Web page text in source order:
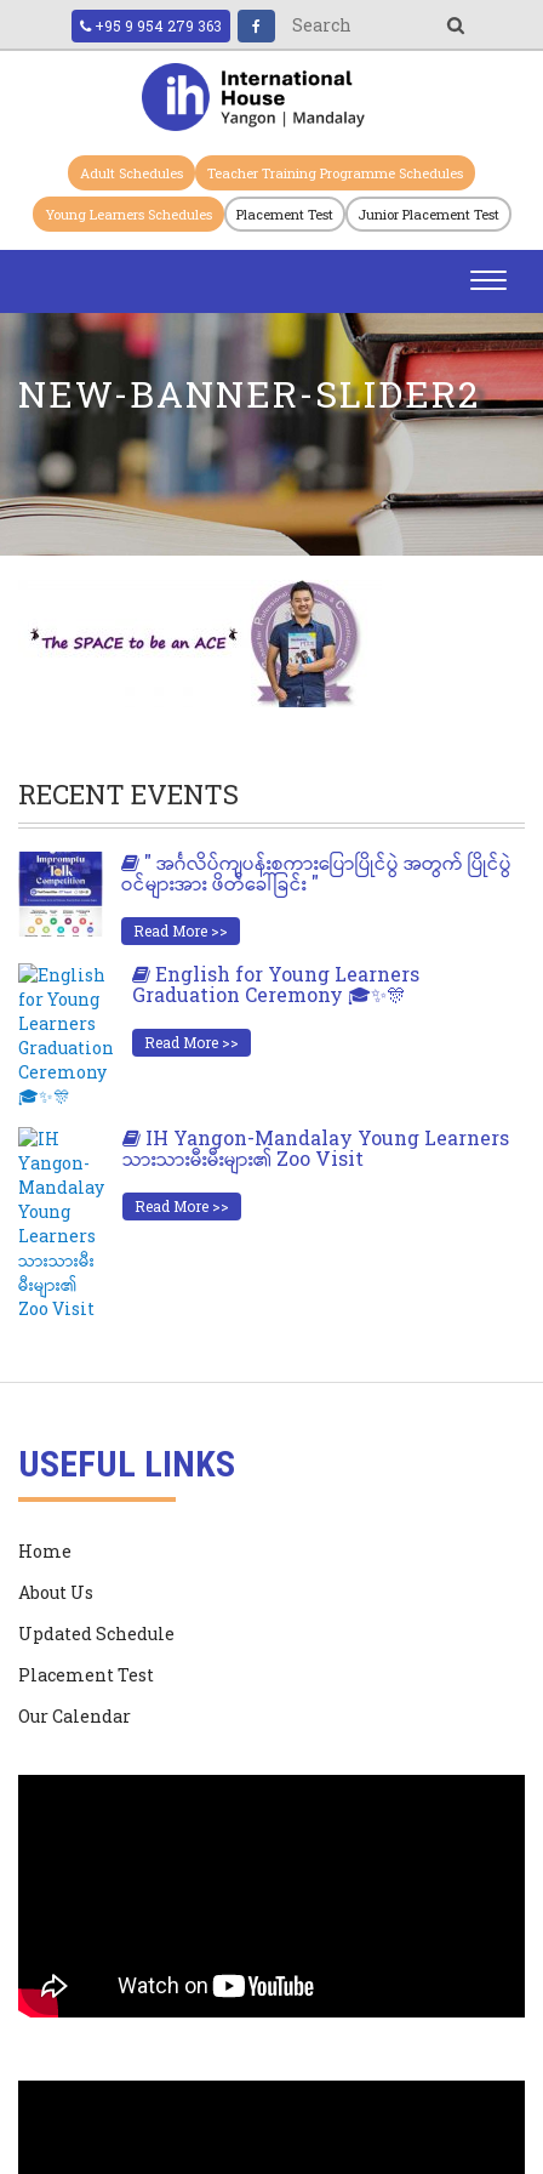
+95 9 954 279 363
Adult Schedules Teacher Training Programme Schedules
Young Learners Schedules Placement Test Junior Placement Test
Toggle
NEW-BANNER-SLIDER2
RECENT EVENTS
" အင်္ဂလိပ်ကျပန်းစကားပြောပြိုင်ပွဲ အတွက် ပြိုင်ပွဲ
ဝင်များအား ဖိတ်ခေါ်ခြင်း "
Read More >>
English for Young Learners
Graduation Ceremony 🎓✨🎊
Read More >>
IH Yangon-Mandalay Young Learners
သားသားမီးမီးများ၏ Zoo Visit
Read More >>
USEFUL LINKS
Home
About Us
Updated Schedule
Placement Test
Our Calendar